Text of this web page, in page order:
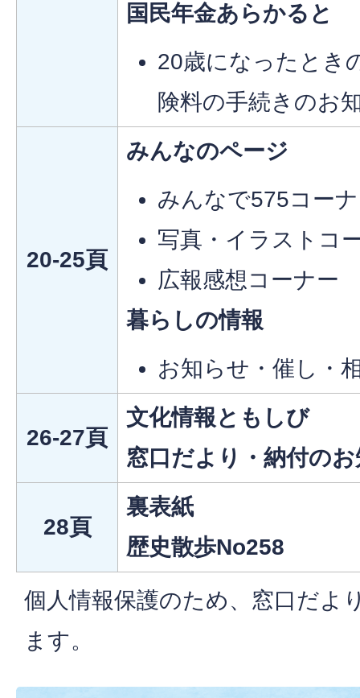
国民年金あらかると
20歳になったとき
険料の手続きのお
20-25頁
みんなのページ
みんなで575コー
写真・イラストコ
広報感想コーナー
暮らしの情報
お知らせ・催し・
26-27頁
文化情報ともしび
窓口だより・納付の
28頁
裏表紙
歴史散歩No258
個人情報保護のため、窓口だよ
ます。